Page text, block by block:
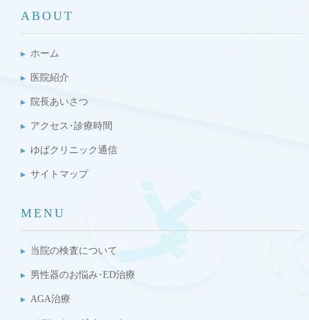
ABOUT
ホーム
医院紹介
院長あいさつ
アクセス･診療時間
ゆばクリニック通信
サイトマップ
MENU
当院の検査について
男性器のお悩み･ED治療
AGA治療